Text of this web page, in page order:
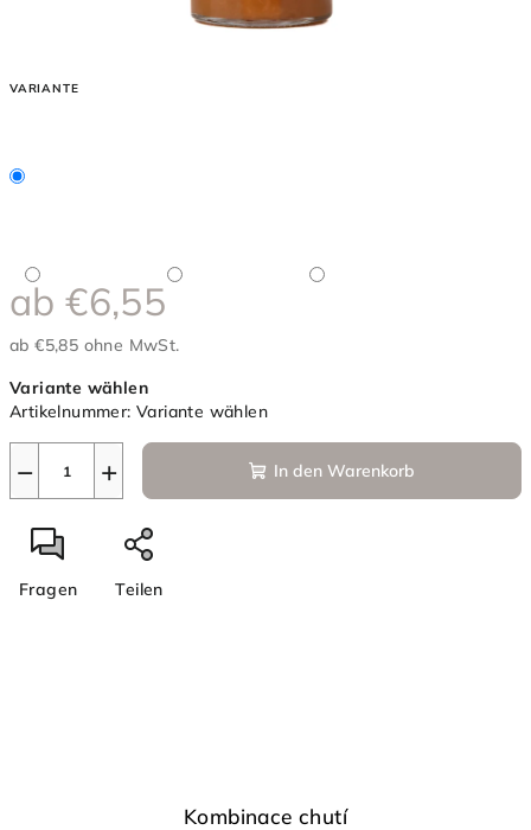
VARIANTE
ab€6,55
ab€5,85 ohne MwSt.
Variante wählen
Artikelnummer: Variante wählen
+
− In den Warenkorb
Fragen Teilen
Kombinace chutí